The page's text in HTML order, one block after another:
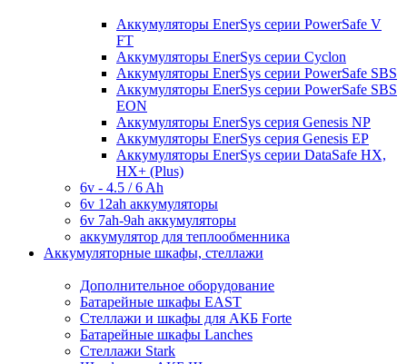
Аккумуляторы EnerSys серии PowerSafe V
FT
Аккумуляторы EnerSys серии Cyclon
Аккумуляторы EnerSys серии PowerSafe SBS
Аккумуляторы EnerSys серии PowerSafe SBS
EON
Аккумуляторы EnerSys серия Genesis NP
Аккумуляторы EnerSys серия Genesis EP
Аккумуляторы EnerSys серии DataSafe HX,
HX+ (Plus)
6v - 4.5 / 6 Ah
6v 12ah аккумуляторы
6v 7ah-9ah аккумуляторы
аккумулятор для теплообменника
Аккумуляторные шкафы, стеллажи
Дополнительное оборудование
Батарейные шкафы EAST
Стеллажи и шкафы для АКБ Forte
Батарейные шкафы Lanches
Стеллажи Stark